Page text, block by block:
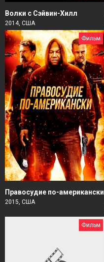
Волки с Сэйвин-Хилл
2014, США
Фильм
Правосудие по-американски
2015, США
Фильм